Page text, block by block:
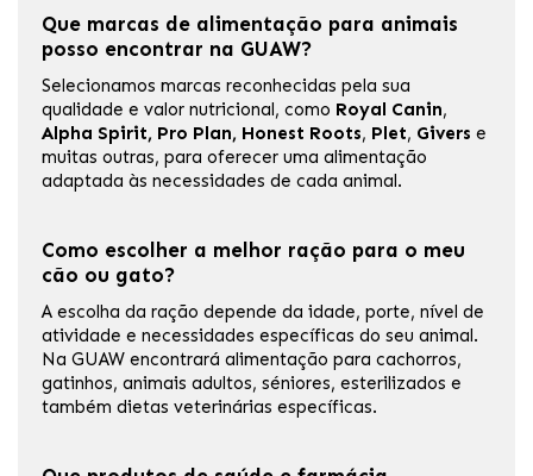
Que marcas de alimentação para animais
posso encontrar na GUAW?
Selecionamos marcas reconhecidas pela sua
qualidade e valor nutricional, como Royal Canin,
Alpha Spirit, Pro Plan, Honest Roots, Plet, Givers e
muitas outras, para oferecer uma alimentação
adaptada às necessidades de cada animal.
Como escolher a melhor ração para o meu
cão ou gato?
A escolha da ração depende da idade, porte, nível de
atividade e necessidades específicas do seu animal.
Na GUAW encontrará alimentação para cachorros,
gatinhos, animais adultos, séniores, esterilizados e
também dietas veterinárias específicas.